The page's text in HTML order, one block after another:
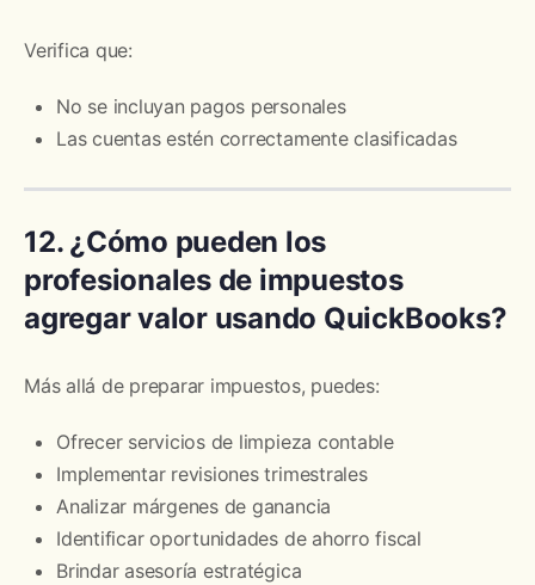
Verifica que:
No se incluyan pagos personales
Las cuentas estén correctamente clasificadas
12. ¿Cómo pueden los
profesionales de impuestos
agregar valor usando QuickBooks?
Más allá de preparar impuestos, puedes:
Ofrecer servicios de limpieza contable
Implementar revisiones trimestrales
Analizar márgenes de ganancia
Identificar oportunidades de ahorro fiscal
Brindar asesoría estratégica